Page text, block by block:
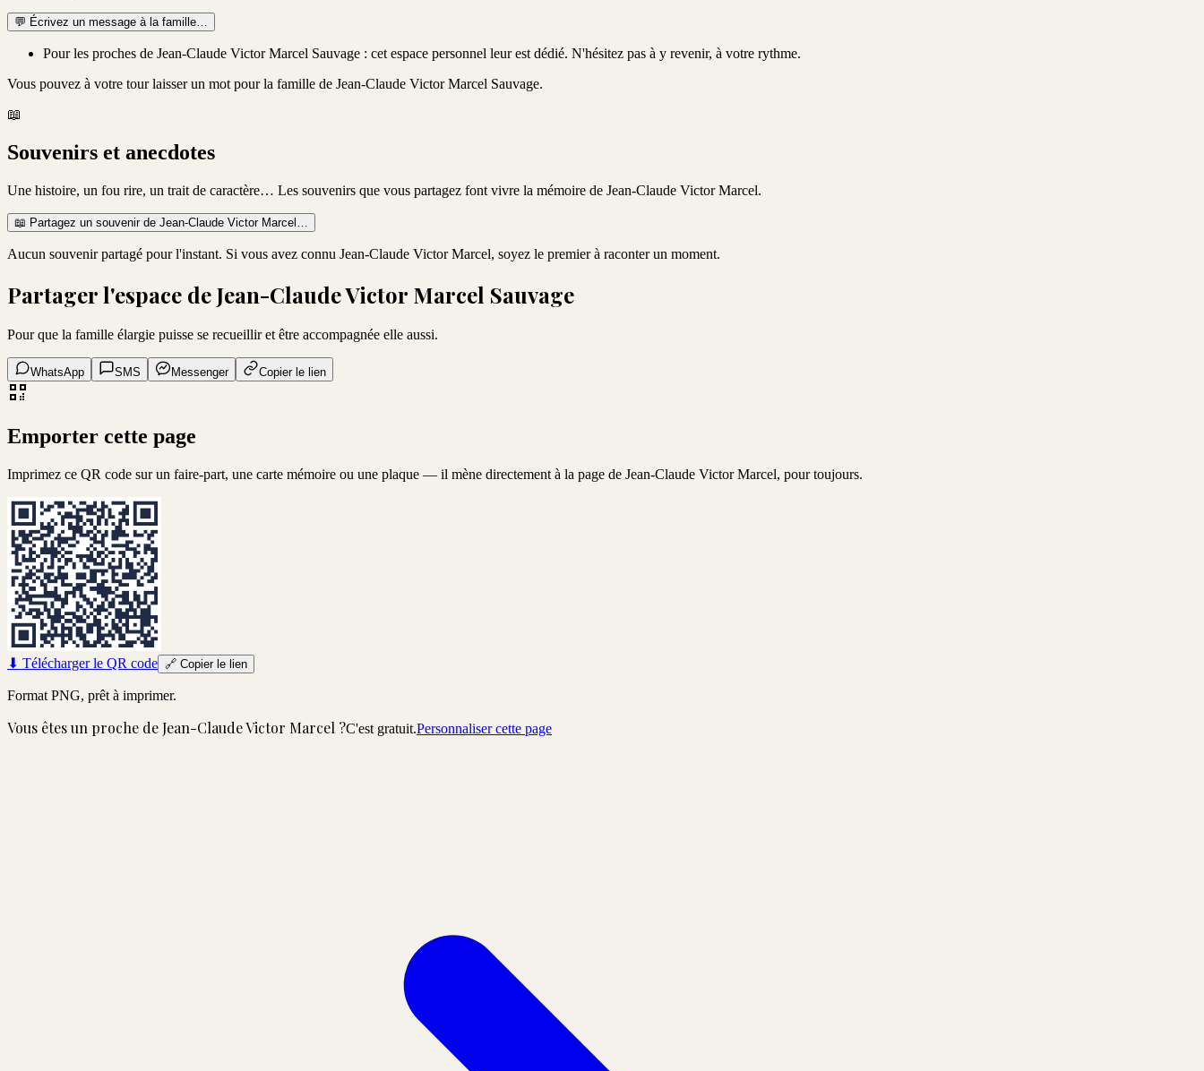
💬 Écrivez un message à la famille…
Pour les proches de Jean-Claude Victor Marcel Sauvage : cet espace personnel leur est dédié. N'hésitez pas à y revenir, à votre rythme.
Vous pouvez à votre tour laisser un mot pour la famille de Jean-Claude Victor Marcel Sauvage.
📖
Souvenirs et anecdotes
Une histoire, un fou rire, un trait de caractère… Les souvenirs que vous partagez font vivre la mémoire de Jean-Claude Victor Marcel.
📖 Partagez un souvenir de Jean-Claude Victor Marcel …
Aucun souvenir partagé pour l'instant. Si vous avez connu Jean-Claude Victor Marcel, soyez le premier à raconter un moment.
Partager l'espace deJean-Claude Victor Marcel Sauvage
Pour que la famille élargie puisse se recueillir et être accompagnée elle aussi.
WhatsApp SMS Messenger Copier le lien
Emporter cette page
Imprimez ce QR code sur un faire-part, une carte mémoire ou une plaque — il mène directement à la page de Jean-Claude Victor Marcel, pour toujours.
⬇ Télécharger le QR code 🔗 Copier le lien
Format PNG, prêt à imprimer.
Vous êtes un proche de Jean-Claude Victor Marcel ?C'est gratuit.Personnaliser cette page